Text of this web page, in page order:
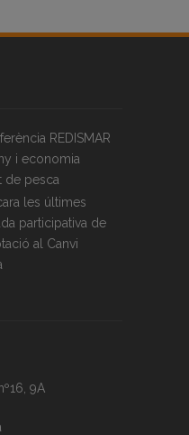
REDISMAR
i economia
de pesca
les últimes
participativa de
al Canvi
9A